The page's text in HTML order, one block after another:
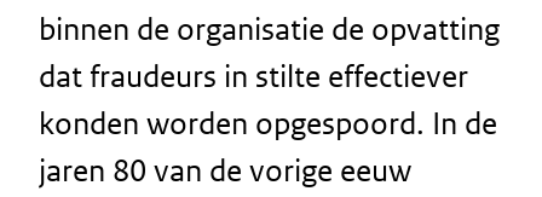
binnen de organisatie de opvatting
dat fraudeurs in stilte effectiever
konden worden opgespoord. In de
jaren 80 van de vorige eeuw